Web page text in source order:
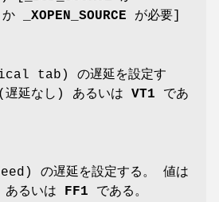
か _XOPEN_SOURCE が必要]
tab) の遅延を設定す
延なし) あるいは VT1 であ
の遅延を設定する。 値は
るいは FF1 である。